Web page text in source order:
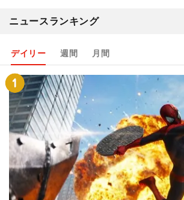
ニュースランキング
デイリー 週間 月間